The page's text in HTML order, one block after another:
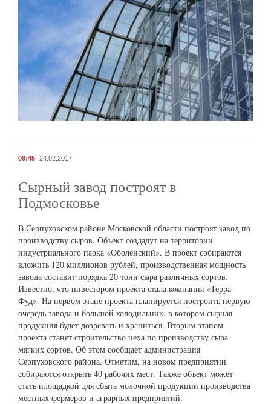
09:45 24.02.2017
Сырный завод построят в
Подмосковье
В Серпуховском районе Московской области построят завод по
производству сыров. Объект создадут на территории
индустриального парка «Оболенский». В проект собираются
вложить 120 миллионов рублей, производственная мощность
завода составит порядка 20 тонн сыра различных сортов.
Известно, что инвестором проекта стала компания «Терра-
Фуд». На первом этапе проекта планируется построить первую
очередь завода и большой холодильник, в котором сырная
продукция будет дозревать и храниться. Вторым этапом
проекта станет строительство цеха по производству сыра
мягких сортов. Об этом сообщает администрация
Серпуховского района. Отметим, на новом предприятии
собираются открыть 40 рабочих мест. Также объект может
стать площадкой для сбыта молочной продукции производства
местных фермеров и аграрных предприятий.